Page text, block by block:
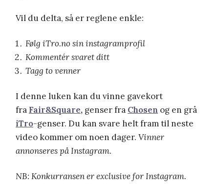
Vil du delta, så er reglene enkle:
Følg iTro.no sin instagramprofil
Kommentér svaret ditt
Tagg to venner
I denne luken kan du vinne gavekort
fraFair&Square, genser fra Chosen og en grå
iTro-genser. Du kan svare helt fram til neste
video kommer om noen dager. Vinner
annonseres på Instagram.
NB: Konkurransen er exclusive for Instagram.